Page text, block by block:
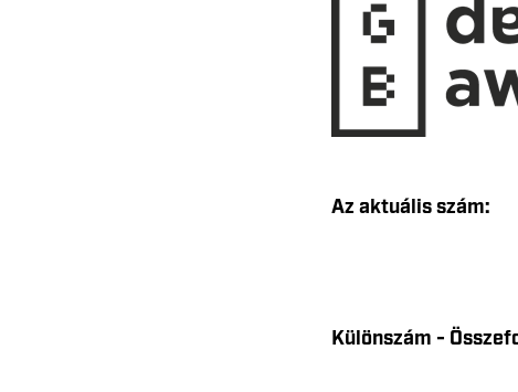
Az aktuális szám:
Különszám -